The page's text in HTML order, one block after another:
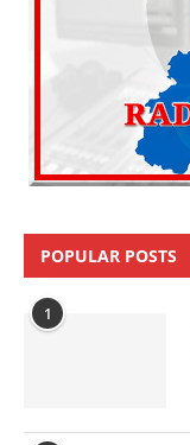
POPULAR POSTS
1